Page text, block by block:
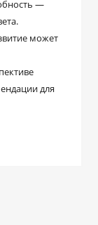
—
может
для